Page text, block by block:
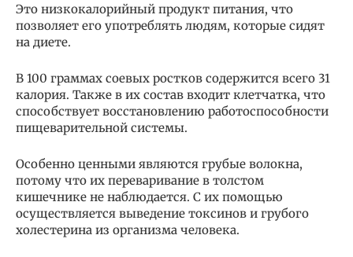
Это низкокалорийный продукт питания, что
позволяет его употреблять людям, которые сидят
на диете.
В 100 граммах соевых ростков содержится всего 31
калория. Также в их состав входит клетчатка, что
способствует восстановлению работоспособности
пищеварительной системы.
Особенно ценными являются грубые волокна,
потому что их переваривание в толстом
кишечнике не наблюдается. С их помощью
осуществляется выведение токсинов и грубого
холестерина из организма человека.